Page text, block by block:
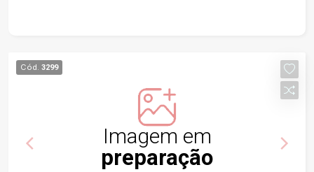
Cód. 3299
Imagem em
preparação